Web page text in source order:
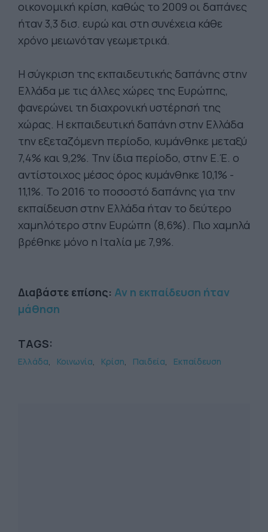
οικονομική κρίση, καθώς το 2009 οι δαπάνες
ήταν 3,3 δισ. ευρώ και στη συνέχεια κάθε
χρόνο μειωνόταν γεωμετρικά.
Η σύγκριση της εκπαιδευτικής δαπάνης στην
Ελλάδα με τις άλλες χώρες της Ευρώπης,
φανερώνει τη διαχρονική υστέρησή της
χώρας. Η εκπαιδευτική δαπάνη στην Ελλάδα
την εξεταζόμενη περίοδο, κυμάνθηκε μεταξύ
7,4% και 9,2%. Την ίδια περίοδο, στην Ε.Έ. ο
αντίστοιχος μέσος όρος κυμάνθηκε 10,1% -
11,1%. Το 2016 το ποσοστό δαπάνης για την
εκπαίδευση στην Ελλάδα ήταν το δεύτερο
χαμηλότερο στην Ευρώπη (8,6%). Πιο χαμηλά
βρέθηκε μόνο η Ιταλία με 7,9%.
Διαβάστε επίσης: Αν η εκπαίδευση ήταν
μάθηση
TAGS:
Ελλάδα Κοινωνία Κρίση Παιδεία Εκπαίδευση